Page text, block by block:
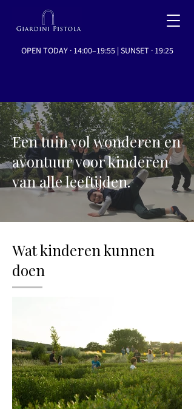
OPEN TODAY · 14:00–19:55 | SUNSET · 19:25
Een tuin vol wonderen en
avontuur voor kinderen
van alle leeftijden.
Wat kinderen kunnen
doen